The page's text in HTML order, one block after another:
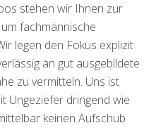
stehen wir Ihnen zur
fachmännische
legen den Fokus explizit
an gut ausgebildete
zu vermitteln. Uns ist
Ungeziefer dringend wie
keinen Aufschub